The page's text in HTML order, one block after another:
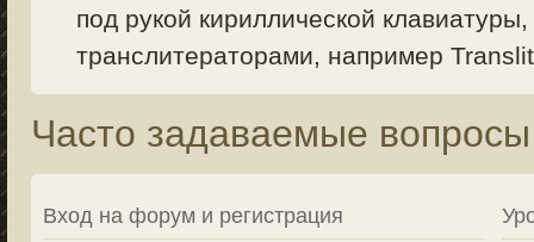
под рукой кириллической
транслитераторами, например
Часто задаваемые вопросы
Вход на форум и регистрация